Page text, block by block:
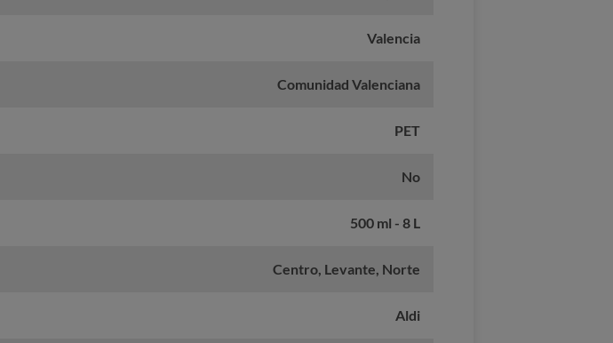
Valencia
Comunidad Valenciana
PET
No
500 ml - 8 L
Centro, Levante, Norte
Aldi